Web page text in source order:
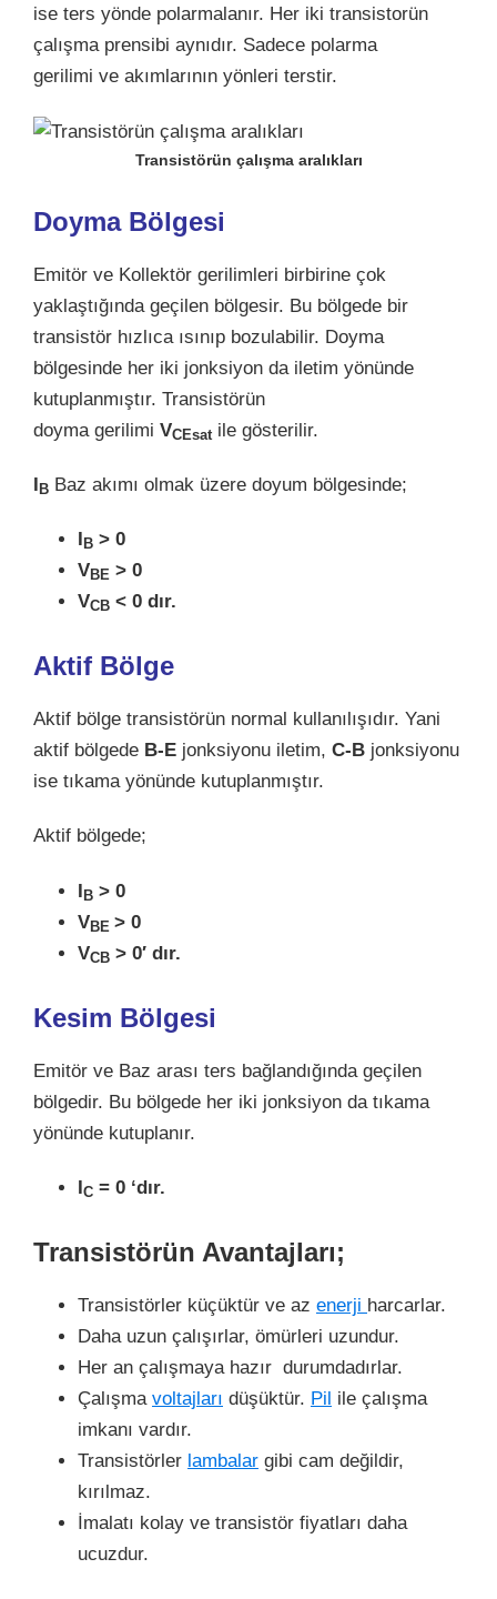
ise ters yönde polarmalanır. Her iki transistorün
çalışma prensibi aynıdır. Sadece polarma
gerilimi ve akımlarının yönleri terstir.
Transistörün çalışma aralıkları
Doyma Bölgesi
Emitör ve Kollektör gerilimleri birbirine çok
yaklaştığında geçilen bölgesir. Bu bölgede bir
transistör hızlıca ısınıp bozulabilir. Doyma
bölgesinde her iki jonksiyon da iletim yönünde
kutuplanmıştır. Transistörün
doyma gerilimi VCEsat ile gösterilir.
I B Baz akımı olmak üzere doyum bölgesinde;
I B > 0
VBE > 0
VCB < 0 dır.
Aktif Bölge
Aktif bölge transistörün normal kullanılışıdır. Yani
aktif bölgede B-E jonksiyonu iletim, C-B jonksiyonu
ise tıkama yönünde kutuplanmıştır.
Aktif bölgede;
IB > 0
VBE > 0
VCB > 0′ dır.
Kesim Bölgesi
Emitör ve Baz arası ters bağlandığında geçilen
bölgedir. Bu bölgede her iki jonksiyon da tıkama
yönünde kutuplanır.
IC = 0 ‘dır.
Transistörün Avantajları;
Transistörler küçüktür ve az enerji harcarlar.
Daha uzun çalışırlar, ömürleri uzundur.
Her an çalışmaya hazır durumdadırlar.
Çalışma voltajları düşüktür. Pil ile çalışma
imkanı vardır.
Transistörler lambalar gibi cam değildir,
kırılmaz.
İmalatı kolay ve transistör fiyatları daha
ucuzdur.